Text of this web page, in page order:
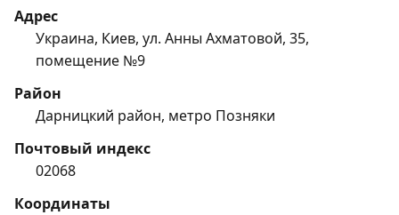
Адрес
Украина, Киев, ул. Анны Ахматовой, 35,
помещение №9
Район
Дарницкий район, метро Позняки
Почтовый индекс
02068
Координаты